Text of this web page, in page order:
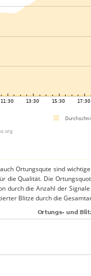
Ortungsqute sind
die Qualität. Die
durch die Anzahl der
Blitze durch die